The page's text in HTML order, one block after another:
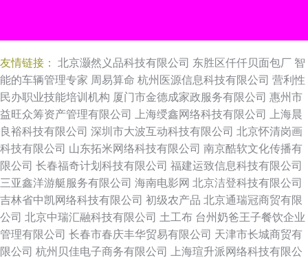
友情链接： 北京灏然义品科技有限公司 东胜区仟仟贝面包厂 智
能的车辆管理专家 周易算命 杭州医源信息科技有限公司 营利性
民办职业技能培训机构 厦门市金德成家政服务有限公司 惠州市
益旺众筹资产管理有限公司
上海绶鑫网络科技有限公司
上海晨
良裕科技有限公司 深圳市大波互动科技有限公司 北京怀清岗画
科技有限公司 山东拓米网络科技有限公司 南京酷软文化传播有
限公司 长春福奇计划科技有限公司 福建运致信息科技有限公司
三亚鑫洋游艇服务有限公司 海南电影网 北京洁登科技有限公司
吉林省中凯网络科技有限公司 初级农产品 北京通瑞冠商贸有限
公司 北京中瑞汇融科技有限公司 土工布 台州奶爸王子餐饮企业
管理有限公司 长春市春庆丰华贸易有限公司 天津市长城商贸有
限公司 杭州贝佳电子商务有限公司
上海瑄升派网络科技有限公